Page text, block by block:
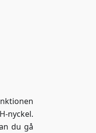
nyckel.
du gå